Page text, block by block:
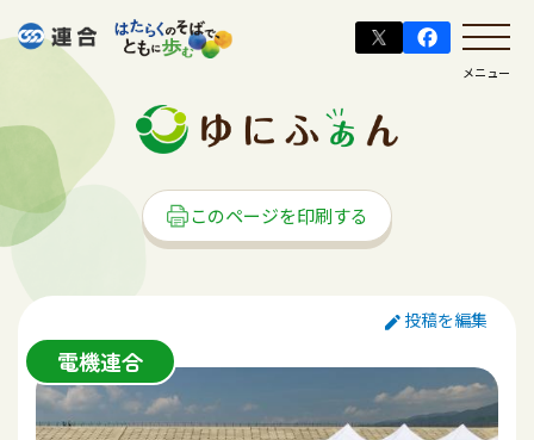
メニュー
このページを印刷する
投稿を編集
電機連合